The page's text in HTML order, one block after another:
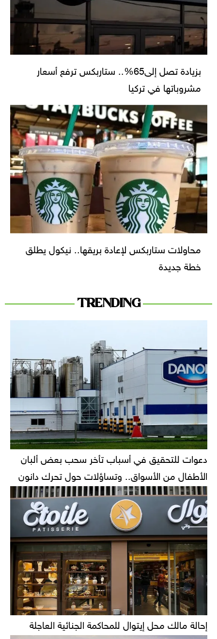
بزيادة تصل إلى65%.. ستاربكس ترفع أسعار
مشروباتها في تركيا
محاولات ستاربكس لإعادة بريقها.. نيكول يطلق
خطة جديدة
TRENDING
دعوات للتحقيق في أسباب تأخر سحب بعض ألبان
الأطفال من الأسواق.. وتساؤلات حول تحرك دانون
إحالة مالك محل إيتوال للمحاكمة الجنائية العاجلة